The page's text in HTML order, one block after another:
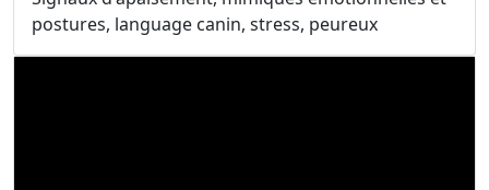
postures, language canin, stress, peureux